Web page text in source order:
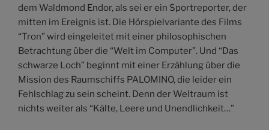
dem Waldmond Endor, als sei er ein Sportreporter, der
mitten im Ereignis ist. Die Hörspielvariante des Films
“Tron” wird eingeleitet mit einer philosophischen
Betrachtung über die “Welt im Computer”. Und “Das
schwarze Loch” beginnt mit einer Erzählung über die
Mission des Raumschiffs PALOMINO, die leider ein
Fehlschlag zu sein scheint. Denn der Weltraum ist
nichts weiter als “Kälte, Leere und Unendlichkeit…”